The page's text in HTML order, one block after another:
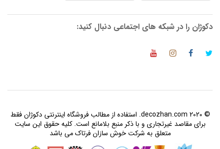
دکوژان را در شبکه های اجتماعی دنبال کنید:
© 2020 decozhan.com. استفاده از مطالب فروشگاه اینترنتی دکوژان فقط
برای مقاصد غیرتجاری و با ذکر منبع بلامانع است. کلیه حقوق این سایت
متعلق به شرکت خوش سازان فرتاک می باشد